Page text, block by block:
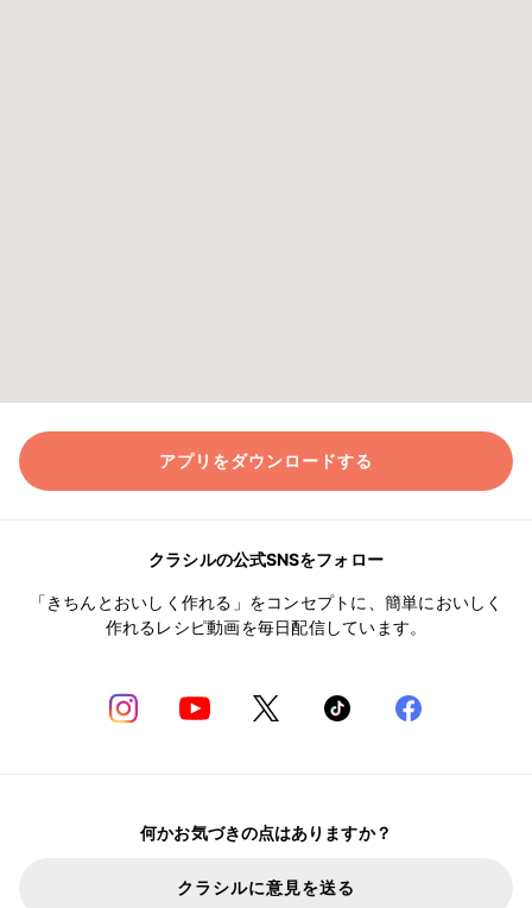
アプリをダウンロードする
クラシルの公式SNSをフォロー
「きちんとおいしく作れる」をコンセプトに、簡単においしく
作れるレシピ動画を毎日配信しています。
何かお気づきの点はありますか？
クラシルに意見を送る